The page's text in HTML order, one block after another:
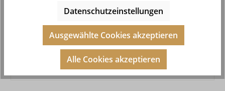
Das Passwort muss mindestens 8 Zeichen lang sein.
Passwort-Bestätigung*
Datenschutzeinstellungen
Ausgewählte Cookies akzeptieren
Alle Cookies akzeptieren